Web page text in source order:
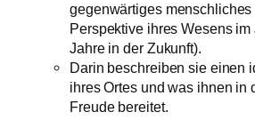
gegenwärtiges
Perspektive ihres Wesens
Jahre in der Zukunft).
Darin beschreiben sie einen
ihres Ortes und was ihnen in
Freude bereitet.